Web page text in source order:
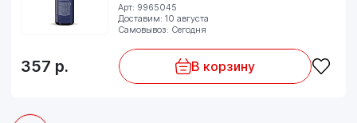
Арт: 9965045
Доставим: 10 августа
Самовывоз: Сегодня
357 р. В корзину